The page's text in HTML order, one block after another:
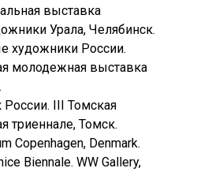
выставка
Урала, Челябинск.
художники России.
молодежная выставка
России. III Томская
триеннале, Томск.
Copenhagen, Denmark.
Biennale. WW Gallery,